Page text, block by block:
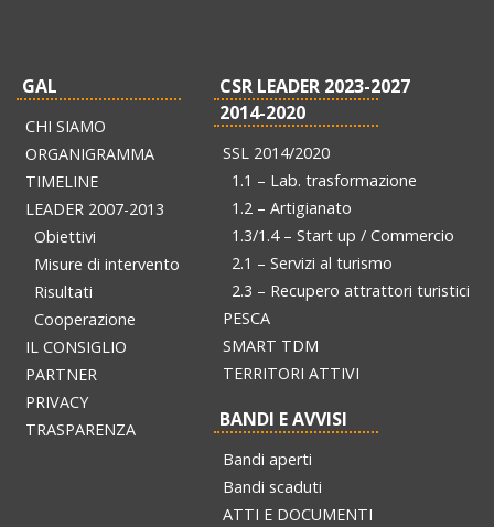
GAL
CHI SIAMO
ORGANIGRAMMA
TIMELINE
LEADER 2007-2013
Obiettivi
Misure di intervento
Risultati
Cooperazione
IL CONSIGLIO
PARTNER
PRIVACY
TRASPARENZA
CSR LEADER 2023-2027
2014-2020
SSL 2014/2020
1.1 – Lab. trasformazione
1.2 – Artigianato
1.3/1.4 – Start up / Commercio
2.1 – Servizi al turismo
2.3 – Recupero attrattori turistici
PESCA
SMART TDM
TERRITORI ATTIVI
BANDI E AVVISI
Bandi aperti
Bandi scaduti
ATTI E DOCUMENTI